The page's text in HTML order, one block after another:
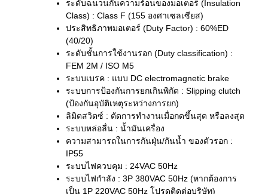
ระดับฉนวนกันความร้อนของมอเตอร์ (Insulation
Class) : Class F (155 องศาเซลเซียส)
ประสิทธิภาพมอเตอร์ (Duty Factor) : 60%ED
(40/20)
ระดับชั้นการใช้งานรอก (Duty classification) :
FEM 2M / ISO M5
ระบบเบรค : แบบ DC electromagnetic brake
ระบบการป้องกันการยกเกินพิกัด : Slipping clutch
(ป้องกันอุบัติเหตุระหว่างการยก)
ลิมิตสวิตซ์ : ตัดการทำงานเมื่อกดขึ้นสุด หรือลงสุด
ระบบหล่อลื่น : น้ำมันเครื่อง
ความสามารถในการกันฝุ่น/กันน้ำ ของตัวรอก :
IP55
ระบบไฟควบคุม : 24VAC 50Hz
ระบบไฟกำลัง : 3P 380VAC 50Hz (หากต้องการ
เป็น 1P 220VAC 50Hz โปรดติดต่อบริษัท)